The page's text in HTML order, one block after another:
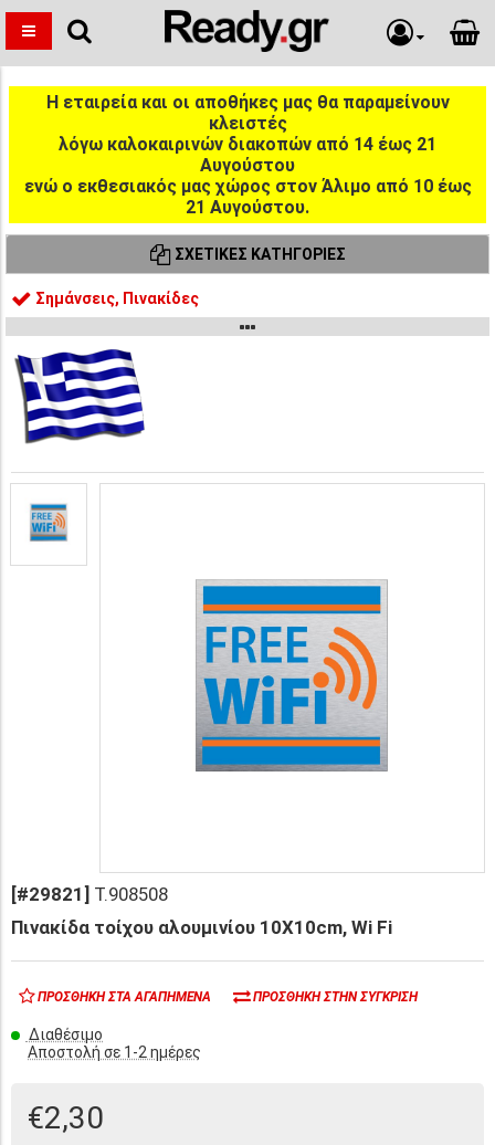
Η εταιρεία και οι αποθήκες μας θα παραμείνουν
κλειστές
λόγω καλοκαιρινών διακοπών από 14 έως 21
Αυγούστου
ενώ ο εκθεσιακός μας χώρος στον Άλιμο από 10 έως
21 Αυγούστου.
ΣΧΕΤΙΚΈΣ ΚΑΤΗΓΟΡΊΕΣ
Σημάνσεις, Πινακίδες
[#29821] T.908508
Πινακίδα τοίχου αλουμινίου 10X10cm, Wi Fi
ΠΡΟΣΘΉΚΗ ΣΤΑ ΑΓΑΠΗΜΈΝΑ ΠΡΟΣΘΉΚΗ ΣΤΗΝ ΣΎΓΚΡΙΣΗ
Διαθέσιμο
Αποστολή σε 1-2 ημέρες
€2,30